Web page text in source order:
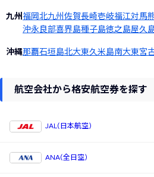
九州福岡北九州佐賀長崎壱岐福江対馬
沖永良部喜界島種子島徳之島屋久
沖縄那覇石垣島北大東久米島南大東宮
航空会社から格安航空券を探す
JAL(日本航空)
ANA(全日空)